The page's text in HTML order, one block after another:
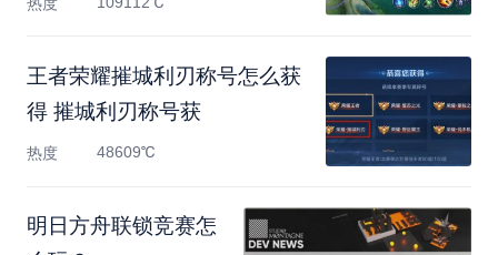
王者荣耀摧城利刃称号怎么获
得 摧城利刃称号获
热度 48609℃
明日方舟联锁竞赛怎